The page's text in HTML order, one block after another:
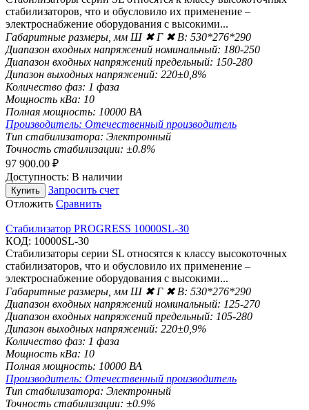
стабилизаторов, что и обусловило их применение –
электроснабжение оборудования с высокими...
Габаритные размеры, мм Ш ✖ Г ✖ В: 530*276*290
Диапазон входных напряжений номинальный: 180-250
Диапазон входных напряжений предельный: 150-280
Дипазон выходных напряжений: 220±0,8%
Количество фаз: 1 фаза
Мощность кВа: 10
Полная мощность: 10000 ВА
Производитель: Отечественный производитель
Тип стабилизатора: Электронный
Точность стабилизации: ±0.8%
97 900.00 ₽
Доступность: В наличии
Купить
Запросить счет
Отложить Сравнить
Стабилизатор PROGRESS 10000SL-30
КОД: 10000SL-30
Стабилизаторы серии SL относятся к класcу высокоточных
стабилизаторов, что и обусловило их применение –
электроснабжение оборудования с высокими...
Габаритные размеры, мм Ш ✖ Г ✖ В: 530*276*290
Диапазон входных напряжений номинальный: 125-270
Диапазон входных напряжений предельный: 105-280
Дипазон выходных напряжений: 220±0,9%
Количество фаз: 1 фаза
Мощность кВа: 10
Полная мощность: 10000 ВА
Производитель: Отечественный производитель
Тип стабилизатора: Электронный
Точность стабилизации: ±0.9%